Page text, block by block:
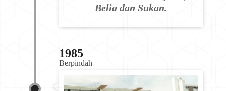
Belia dan Sukan.
1985
Berpindah